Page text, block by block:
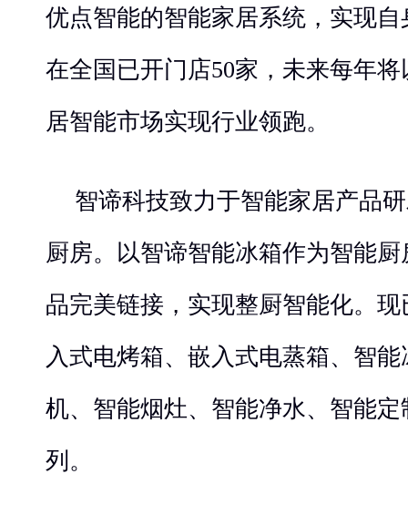
优点智能的智能家居系统，实现
在全国已开门店50家，未来每年
居智能市场实现行业领跑。
智谛科技致力于智能家居产品
厨房。以智谛智能冰箱作为智能
品完美链接，实现整厨智能化。
入式电烤箱、嵌入式电蒸箱、智
机、智能烟灶、智能净水、智能
列。